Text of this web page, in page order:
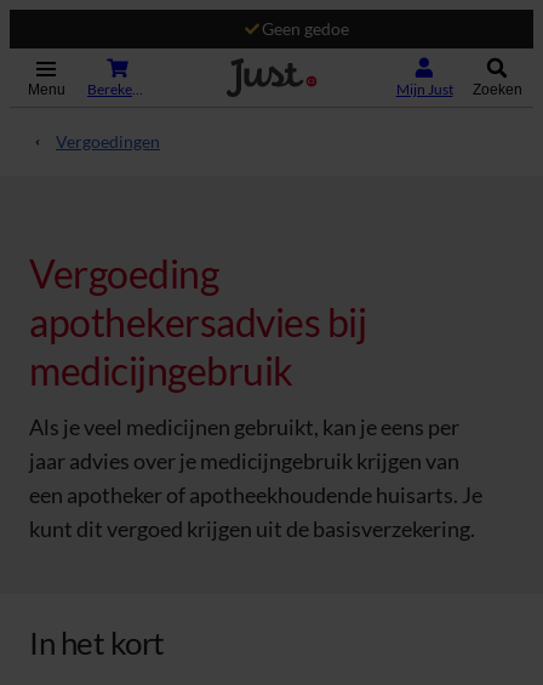
Geen gedoe
Menu Mijn Just Zoeken
Vergoedingen
Vergoeding
apothekersadvies bij
medicijngebruik
Als je veel medicijnen gebruikt, kan je eens per
jaar advies over je medicijngebruik krijgen van
een apotheker of apotheekhoudende huisarts. Je
kunt dit vergoed krijgen uit de basisverzekering.
In het kort